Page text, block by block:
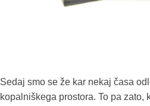
Sedaj smo se že kar nekaj časa
kopalniškega prostora. To pa